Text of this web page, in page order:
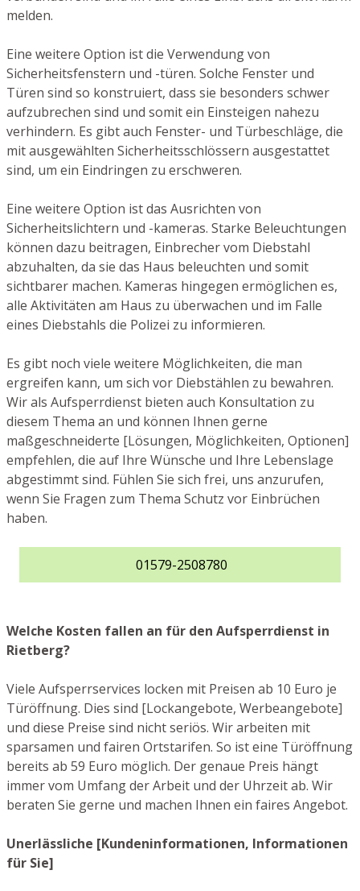
melden.
Eine weitere Option ist die Verwendung von
Sicherheitsfenstern und -türen. Solche Fenster und
Türen sind so konstruiert, dass sie besonders schwer
aufzubrechen sind und somit ein Einsteigen nahezu
verhindern. Es gibt auch Fenster- und Türbeschläge, die
mit ausgewählten Sicherheitsschlössern ausgestattet
sind, um ein Eindringen zu erschweren.
Eine weitere Option ist das Ausrichten von
Sicherheitslichtern und -kameras. Starke Beleuchtungen
können dazu beitragen, Einbrecher vom Diebstahl
abzuhalten, da sie das Haus beleuchten und somit
sichtbarer machen. Kameras hingegen ermöglichen es,
alle Aktivitäten am Haus zu überwachen und im Falle
eines Diebstahls die Polizei zu informieren.
Es gibt noch viele weitere Möglichkeiten, die man
ergreifen kann, um sich vor Diebstählen zu bewahren.
Wir als Aufsperrdienst bieten auch Konsultation zu
diesem Thema an und können Ihnen gerne
maßgeschneiderte [Lösungen, Möglichkeiten, Optionen]
empfehlen, die auf Ihre Wünsche und Ihre Lebenslage
abgestimmt sind. Fühlen Sie sich frei, uns anzurufen,
wenn Sie Fragen zum Thema Schutz vor Einbrüchen
haben.
01579-2508780
Welche Kosten fallen an für den Aufsperrdienst in
Rietberg?
Viele Aufsperrservices locken mit Preisen ab 10 Euro je
Türöffnung. Dies sind [Lockangebote, Werbeangebote]
und diese Preise sind nicht seriös. Wir arbeiten mit
sparsamen und fairen Ortstarifen. So ist eine Türöffnung
bereits ab 59 Euro möglich. Der genaue Preis hängt
immer vom Umfang der Arbeit und der Uhrzeit ab. Wir
beraten Sie gerne und machen Ihnen ein faires Angebot.
Unerlässliche [Kundeninformationen, Informationen
für Sie]